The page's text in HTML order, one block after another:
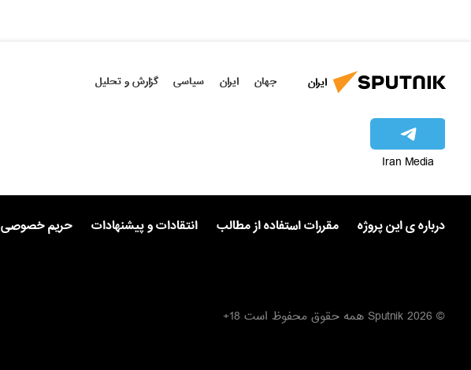
ایران جهان ایران سیاسی گزارش و تحلیل
Iran Media
درباره ی این پروژه مقررات استفاده از مطالب انتقادات و پیشنهادات حریم خصوصی
© 2026 Sputnik همه حقوق محفوظ است 18+